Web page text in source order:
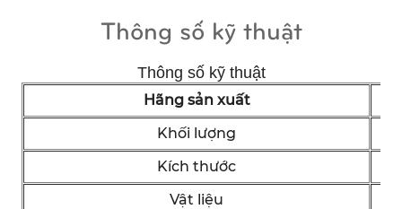
Thông số kỹ thuật
Thông số kỹ thuật
Hãng sản xuất
Khối lượng
Kích thước
Vật liệu